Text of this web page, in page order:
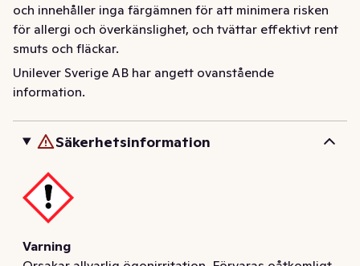
och innehåller inga färgämnen för att minimera risken
för allergi och överkänslighet, och tvättar effektivt rent
smuts och fläckar.
Neutrals tvättmedel är ett allergivänligt tvättmedel som
allergiförbundet och är även Svanenmärkt. Dessutom
med 97% bionedbrytbara ingredienser.
Fördelar med Neutral Flytande Tvättmedel Kulör:
• Tar effektivt bort smuts och fläckar
• Tvättar rent även vid låga temperaturer
• För maskintvätt och handtvätt
Unilever Sverige AB har angett ovanstående
information.
Säkerhetsinformation
Varning